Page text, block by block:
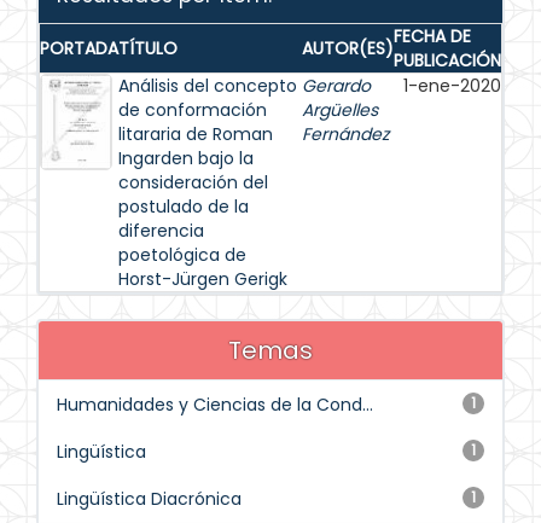
PORTADATÍTULO AUTOR(ES)FECHA DE
PUBLICACIÓN
Análisis del concepto
de conformación
litararia de Roman
Ingarden bajo la
consideración del
postulado de la
diferencia
poetológica de
Horst-Jürgen Gerigk
Gerardo
Argüelles
Fernández
1-ene-2020
Temas
1
Humanidades y Ciencias de la Cond...
1
Lingüística
1
Lingüística Diacrónica